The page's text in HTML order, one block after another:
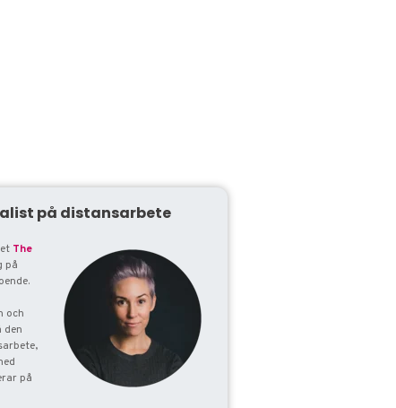
på distansarbete
The
på
och
den
på